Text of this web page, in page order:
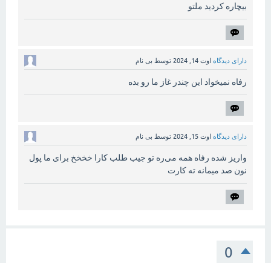
بیچاره کردید ملتو
دارای دیدگاه اوت 14, 2024 توسط بی نام
رفاه نمیخواد این چندر غاز ما رو بده
دارای دیدگاه اوت 15, 2024 توسط بی نام
واریز شده رفاه همه می‌ره تو جیب طلب کارا خخخخ برای ما پول
نون صد میمانه ته کارت
0